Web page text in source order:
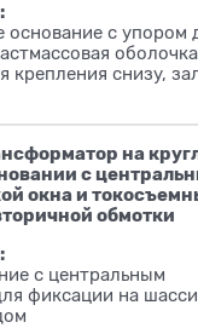
основание с упором
крепления снизу,
на
с
окна и
обмотки
с центральным
фиксации на